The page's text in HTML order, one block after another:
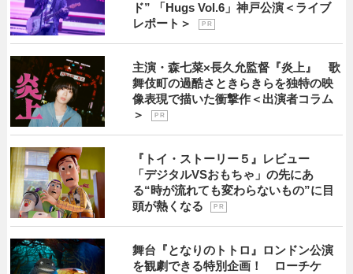
ド” 「Hugs Vol.6」神戸公演＜ライブ
レポート＞
P R
主演・森七菜×長久允監督『炎上』 歌
舞伎町の過酷さときらきらを独特の映
像表現で描いた衝撃作＜出演者コラム
＞
P R
『トイ・ストーリー５』レビュー
「デジタルVSおもちゃ」の先にあ
る“時が流れても変わらないもの”に目
頭が熱くなる
P R
舞台『となりのトトロ』ロンドン公演
を観劇できる特別企画！ ローチケ